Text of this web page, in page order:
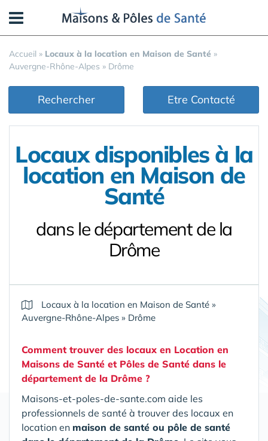
Accueil » Locaux à la location en Maison de Santé »
Auvergne-Rhône-Alpes » Drôme
Rechercher Etre Contacté
Locaux disponibles à la
location en Maison de
Santé
dans le département de la
Drôme
Locaux à la location en Maison de Santé »
Auvergne-Rhône-Alpes » Drôme
Comment trouver des locaux en Location en
Maisons de Santé et Pôles de Santé dans le
département de la Drôme ?
Maisons-et-poles-de-sante.com aide les
professionnels de santé à trouver des locaux en
location en maison de santé ou pôle de santé
Panneau de gestion des cookies